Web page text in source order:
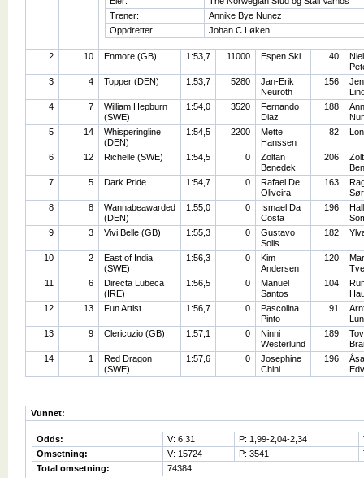
Trener:
Annike Bye Nunez
Oppdretter:
Johan C Løken
2 10 Enmore (GB) 1:53,7 11000 Espen Ski 40
3
4 Topper (DEN) 1:53,7 5280
Jan-Erik
Neuroth
156
4
7
William Hepburn
(SWE)
1:54,0 3520
Fernando
Diaz
188
5
14
Whisperingline
(DEN)
1:54,5 2200
Mette
Hanssen
82
6 12 Richelle (SWE) 1:54,5 0
Zoltan
Benedek
206
7
5 Dark Pride 1:54,7 0
Rafael De
Oliveira
163
8
8
Wannabeawarded
(DEN)
1:55,0 0
Ismael Da
Costa
196
9
3 Vivi Belle (GB) 1:55,3 0
Gustavo
Solis
182
10 2
East of India
(SWE)
1:56,3 0
Kim
Andersen
120
11
6
Directa Lubeca
(IRE)
1:56,5 0
Manuel
Santos
104
12
13 Fun Artist 1:56,7 0
Pascolina
Pinto
91
13
9 Clericuzio (GB) 1:57,1 0
Ninni
Westerlund
189
14
1
Red Dragon
(SWE)
1:57,6 0
Josephine
Chini
196
Åsa
Vunnet:
Odds: V: 6,31 P: 1,99-2,04-2,34
Omsetning:
V: 15724 P: 3541
Total omsetning:
74384